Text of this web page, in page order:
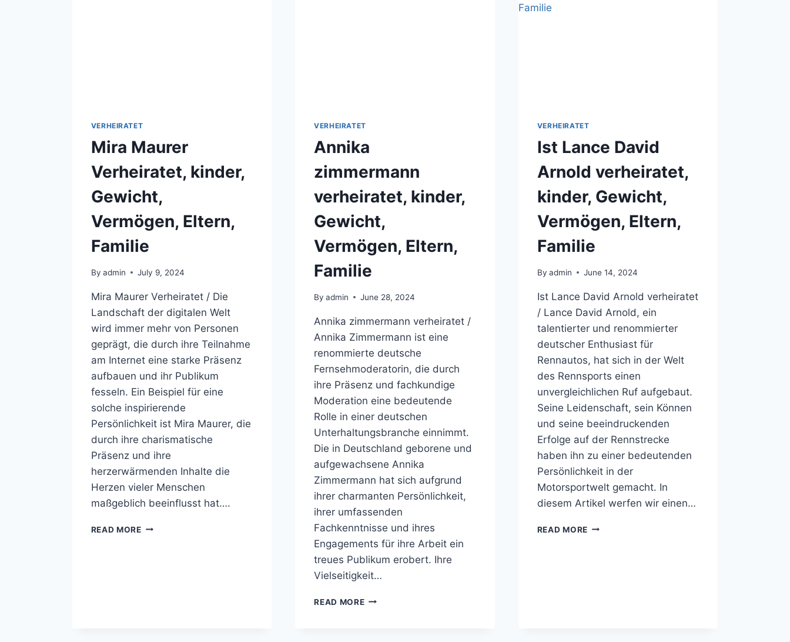
VERHEIRATET
Mira Maurer
Verheiratet, kinder,
Gewicht,
Vermögen, Eltern,
Familie
By admin July 9, 2024
Mira Maurer Verheiratet / Die
Landschaft der digitalen Welt
wird immer mehr von Personen
geprägt, die durch ihre Teilnahme
am Internet eine starke Präsenz
aufbauen und ihr Publikum
fesseln. Ein Beispiel für eine
solche inspirierende
Persönlichkeit ist Mira Maurer, die
durch ihre charismatische
Präsenz und ihre
herzerwärmenden Inhalte die
Herzen vieler Menschen
maßgeblich beeinflusst hat….
READ MOREMIRA
VERHEIRATET
Annika
zimmermann
verheiratet, kinder,
Gewicht,
Vermögen, Eltern,
Familie
By admin June 28, 2024
Annika zimmermann verheiratet /
Annika Zimmermann ist eine
renommierte deutsche
Fernsehmoderatorin, die durch
ihre Präsenz und fachkundige
Moderation eine bedeutende
Rolle in einer deutschen
Unterhaltungsbranche einnimmt.
Die in Deutschland geborene und
aufgewachsene Annika
Zimmermann hat sich aufgrund
ihrer charmanten Persönlichkeit,
ihrer umfassenden
Fachkenntnisse und ihres
Engagements für ihre Arbeit ein
treues Publikum erobert. Ihre
Vielseitigkeit…
READ MOREANNIKA
VERHEIRATET
Ist Lance David
Arnold verheiratet,
kinder, Gewicht,
Vermögen, Eltern,
Familie
By admin June 14, 2024
Ist Lance David Arnold verheiratet
/ Lance David Arnold, ein
talentierter und renommierter
deutscher Enthusiast für
Rennautos, hat sich in der Welt
des Rennsports einen
unvergleichlichen Ruf aufgebaut.
Seine Leidenschaft, sein Können
und seine beeindruckenden
Erfolge auf der Rennstrecke
haben ihn zu einer bedeutenden
Persönlichkeit in der
Motorsportwelt gemacht. In
diesem Artikel werfen wir einen…
READ MOREIST